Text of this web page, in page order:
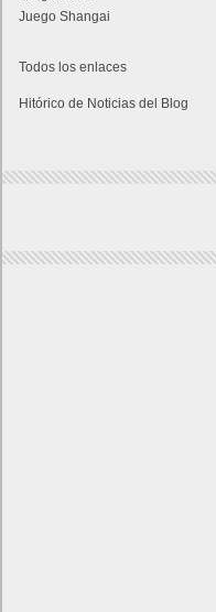
Juego Shangai
Todos los enlaces
Hitórico de Noticias del Blog